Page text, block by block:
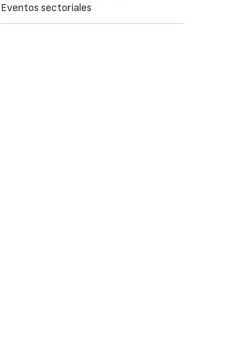
Eventos sectoriales